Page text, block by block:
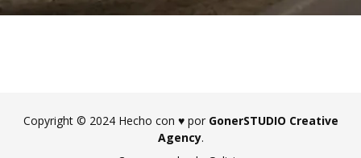
Copyright © 2024 Hecho con ♥ por GonerSTUDIO Creative
Agency.